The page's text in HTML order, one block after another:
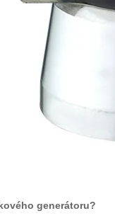
generátoru?